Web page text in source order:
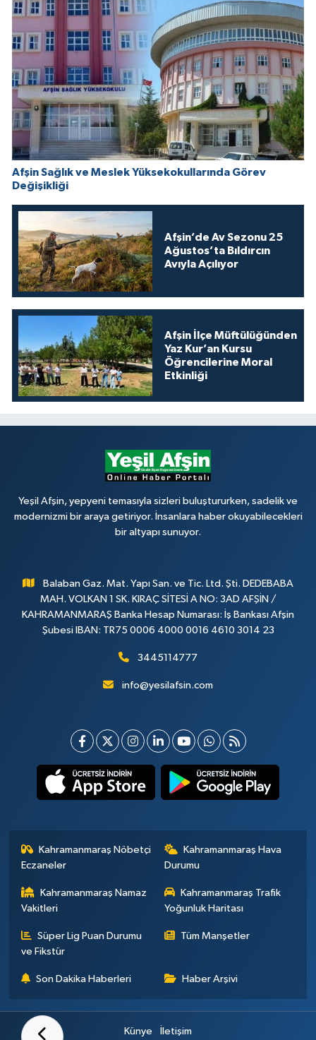
Afşin Sağlık ve Meslek Yüksekokullarında Görev
Değişikliği
Afşin’de Av Sezonu 25
Ağustos’ta Bıldırcın
Avıyla Açılıyor
Afşin İlçe Müftülüğünden
Yaz Kur’an Kursu
Öğrencilerine Moral
Etkinliği
Yeşil Afşin, yepyeni temasıyla sizleri buluştururken, sadelik ve
modernizmi bir araya getiriyor. İnsanlara haber okuyabilecekleri
bir altyapı sunuyor.
Balaban Gaz. Mat. Yapı San. ve Tic. Ltd. Şti. DEDEBABA
MAH. VOLKAN 1 SK. KIRAÇ SİTESİ A NO: 3AD AFŞİN /
KAHRAMANMARAŞ Banka Hesap Numarası: İş Bankası Afşin
Şubesi IBAN: TR75 0006 4000 0016 4610 3014 23
3445114777
info@yesilafsin.com
Kahramanmaraş Nöbetçi
Eczaneler
Kahramanmaraş Hava
Durumu
Kahramanmaraş Namaz
Vakitleri
Kahramanmaraş Trafik
Yoğunluk Haritası
Süper Lig Puan Durumu
ve Fikstür
Tüm Manşetler
Son Dakika Haberleri Haber Arşivi
Künye İletişim